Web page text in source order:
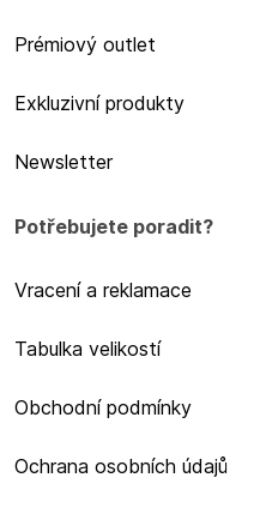
Prémiový outlet
Exkluzivní produkty
Newsletter
Potřebujete poradit?
Vracení a reklamace
Tabulka velikostí
Obchodní podmínky
Ochrana osobních údajů